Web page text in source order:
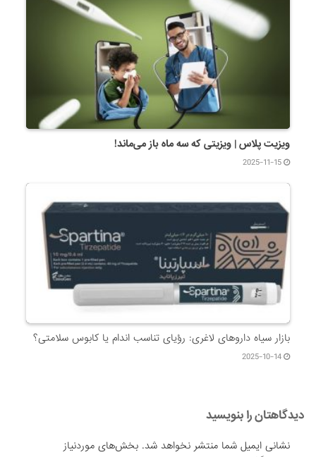
ویزیت پلاس | ویزیتی که سه ماه باز می‌ماند!
2025-11-15
بازار سیاه داروهای لاغری: رؤیای تناسب اندام یا کابوس سلامتی؟
2025-10-14
دیدگاهتان را بنویسید
نشانی ایمیل شما منتشر نخواهد شد. بخش‌های موردنیاز